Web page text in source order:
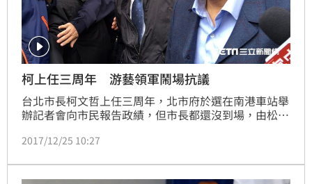
柯上任三周年 游藝領軍鬧場抗議
台北市長柯文哲上任三周年，北市府於選在南港車站舉
辦記者會向市民報告政績，但市長都還沒到場，由松菸
文哲到場一度停步向抗議民眾釋善意，但遭到游藝忽
2017/12/25 10:27